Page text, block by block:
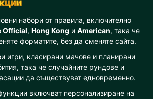
набори от правила, включително
Official,Hong Kong иAmerican, така че
форматите, без да сменяте сайта.
игри, класирани мачове и планирани
така че случайните рундове и
да съществуват едновременно.
включват персонализиране на